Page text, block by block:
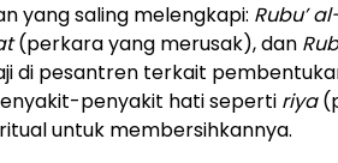
yang saling melengkapi: Rubu’
(perkara yang merusak), dan
di pesantren terkait
penyakit hati seperti riya
untuk membersihkannya.